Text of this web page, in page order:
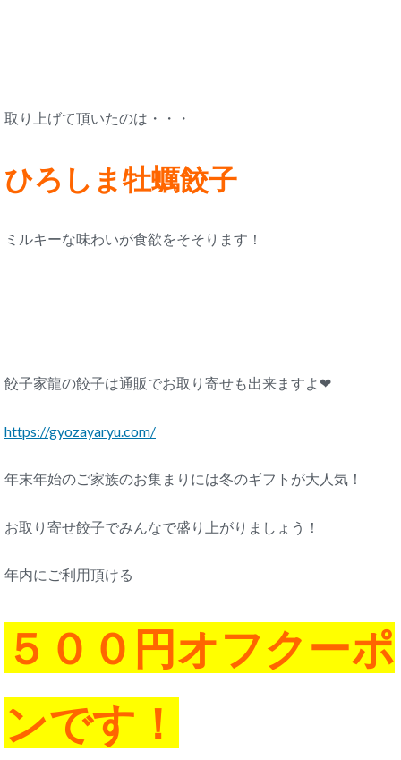
取り上げて頂いたのは・・・
ひろしま牡蠣餃子
ミルキーな味わいが食欲をそそります！
餃子家龍の餃子は通販でお取り寄せも出来ますよ❤
https://gyozayaryu.com/
年末年始のご家族のお集まりには冬のギフトが大人気！
お取り寄せ餃子でみんなで盛り上がりましょう！
年内にご利用頂ける
５００円オフクーポ
ンです！